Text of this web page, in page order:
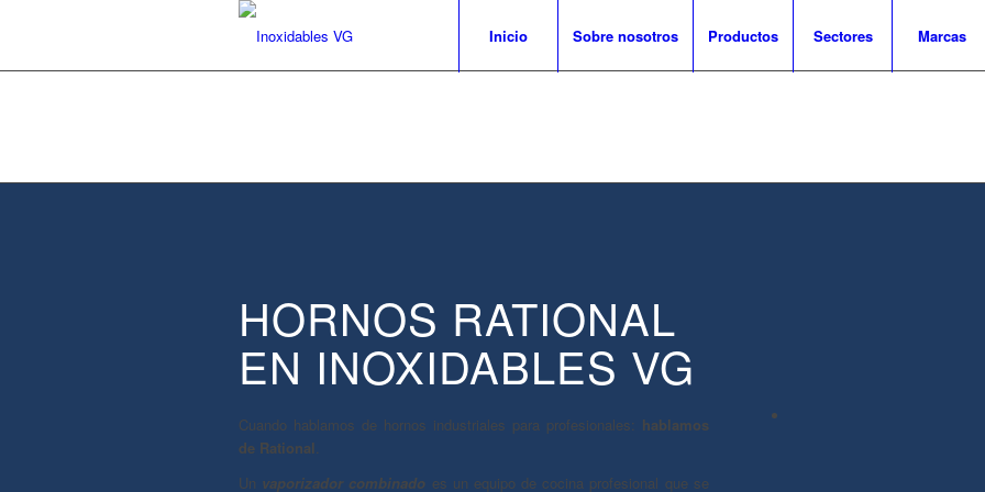
Inicio Sobre nosotros Productos Sectores Marcas
HORNOS RATIONAL
EN INOXIDABLES VG
Cuando hablamos de hornos industriales para profesionales: hablamos
de Rational.
Un vaporizador combinado es un equipo de cocina profesional que se